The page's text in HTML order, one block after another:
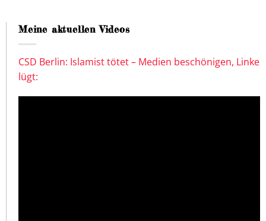
Meine aktuellen Videos
CSD Berlin: Islamist tötet – Medien beschönigen, Linke
lügt: